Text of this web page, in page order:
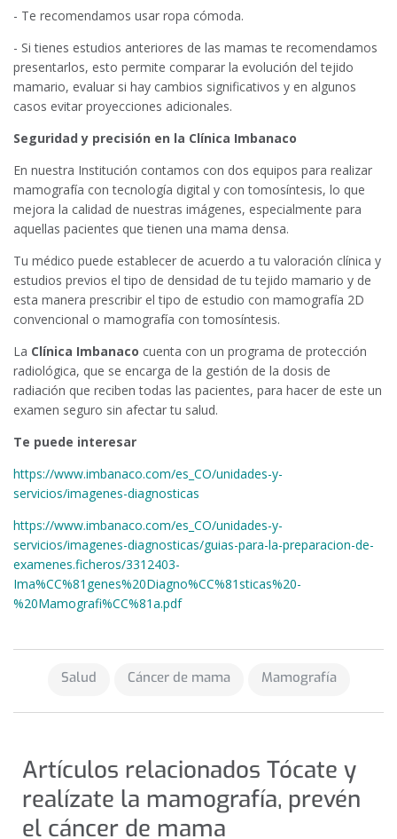
- Te recomendamos usar ropa cómoda.
- Si tienes estudios anteriores de las mamas te recomendamos
presentarlos, esto permite comparar la evolución del tejido
mamario, evaluar si hay cambios significativos y en algunos
casos evitar proyecciones adicionales.
Seguridad y precisión en la Clínica Imbanaco
En nuestra Institución contamos con dos equipos para realizar
mamografía con tecnología digital y con tomosíntesis, lo que
mejora la calidad de nuestras imágenes, especialmente para
aquellas pacientes que tienen una mama densa.
Tu médico puede establecer de acuerdo a tu valoración clínica y
estudios previos el tipo de densidad de tu tejido mamario y de
esta manera prescribir el tipo de estudio con mamografía 2D
convencional o mamografía con tomosíntesis.
La Clínica Imbanaco cuenta con un programa de protección
radiológica, que se encarga de la gestión de la dosis de
radiación que reciben todas las pacientes, para hacer de este un
examen seguro sin afectar tu salud.
Te puede interesar
https://www.imbanaco.com/es_CO/unidades-y-
servicios/imagenes-diagnosticas
https://www.imbanaco.com/es_CO/unidades-y-
servicios/imagenes-diagnosticas/guias-para-la-preparacion-de-
examenes.ficheros/3312403-
Ima%CC%81genes%20Diagno%CC%81sticas%20-
%20Mamografi%CC%81a.pdf
Salud Cáncer de mama Mamografía
Artículos relacionados Tócate y
realízate la mamografía, prevén
el cáncer de mama